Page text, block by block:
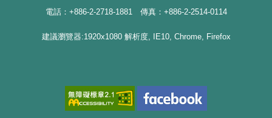
電話：+886-2-2718-1881 傳真：+886-2-2514-0114
建議瀏覽器:1920x1080 解析度, IE10, Chrome, Firefox